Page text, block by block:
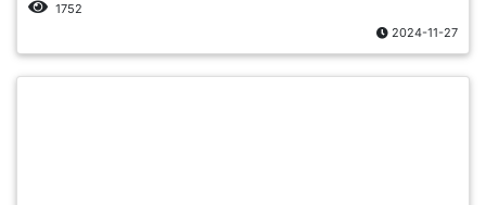
1752
2024-11-27